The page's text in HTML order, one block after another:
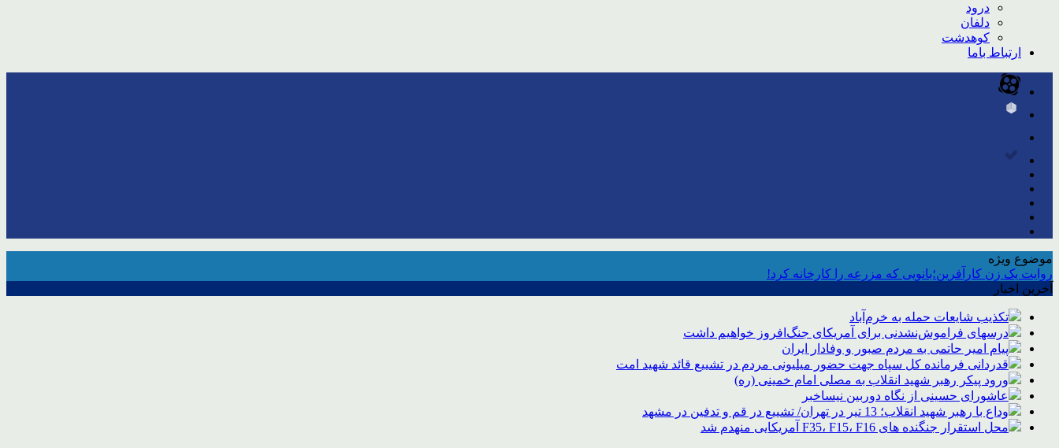
درود
دلفان
کوهدشت
ارتباط باما
موضوع ویژه
روایت یک زن کارآفرین؛بانویی که مزرعه را کارخانه کرد!
آخرین اخبار
تکذیب شایعات حمله به خرم‌آباد
درسهای فراموش‌نشدنی برای آمریکای جنگ‌افروز خواهیم داشت
پیام امیر حاتمی به مردم صبور و وفادار ایران
قدردانی فرمانده کل سپاه جهت حضور میلیونی مردم در تشییع قائد شهید امت
ورود پیکر رهبر شهید انقلاب به مصلی امام خمینی (ره)
عاشورای حسینی از نگاه دوربین نیساخبر
وداع با رهبر شهید انقلاب؛ 13 تیر در تهران/ تشییع در قم و تدفین در مشهد
محل استقرار جنگنده های F35، F15، F16 آمریکایی منهدم شد